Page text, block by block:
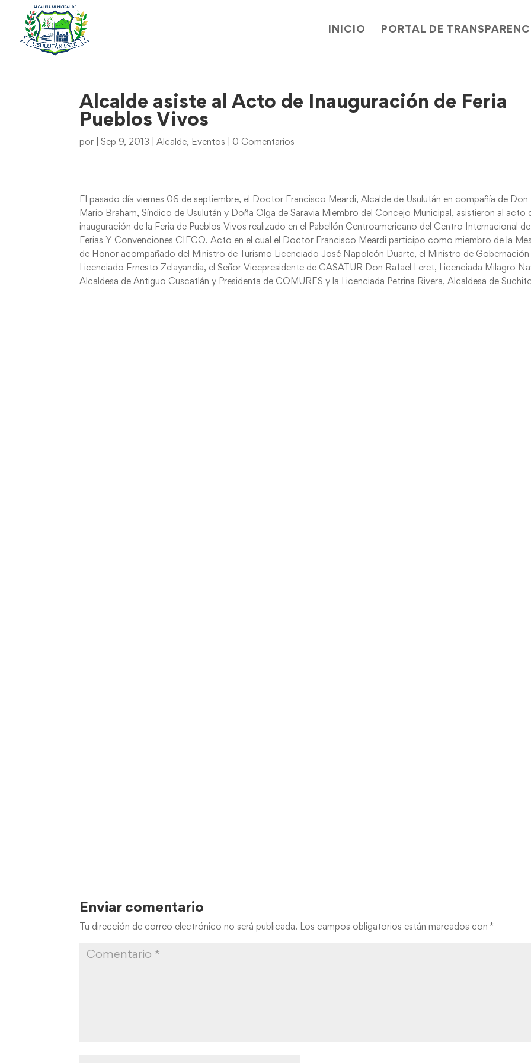
INICIO PORTAL DE
Alcalde asiste al Acto de Inauguración de Feria
Pueblos Vivos
por |Sep 9, 2013 |Alcalde, Eventos 0 Comentarios
El pasado día viernes 06 de septiembre, el Doctor Francisco Meardi, Alcalde de Usulután en compañía de Don
Mario Braham, Síndico de Usulután y Doña Olga de Saravia Miembro del Concejo Municipal, asistieron al acto
inauguración de la Feria de Pueblos Vivos realizado en el Pabellón Centroamericano del Centro Internacional de
Ferias Y Convenciones CIFCO. Acto en el cual el Doctor Francisco Meardi participo como miembro de la
de Honor acompañado del Ministro de Turismo Licenciado José Napoleón Duarte, el Ministro de Gobernación
Licenciado Ernesto Zelayandia, el Señor Vicepresidente de CASATUR Don Rafael Leret, Licenciada Milagro
Alcaldesa de Antiguo Cuscatlán y Presidenta de COMURES y la Licenciada Petrina Rivera, Alcaldesa de